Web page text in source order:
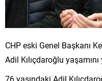
CHP eski Genel Başkanı
Adil Kılıçdaroğlu
76 yaşındaki Adil